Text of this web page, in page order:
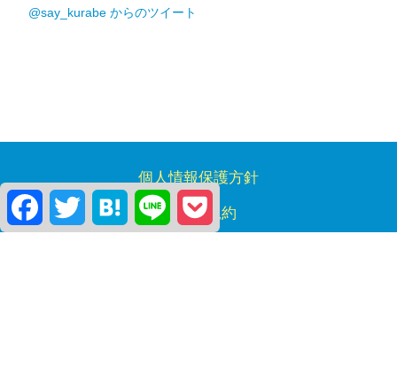
@say_kurabe からのツイート
個人情報保護方針
ご利用規約
FacebookTwitter Hatena Line